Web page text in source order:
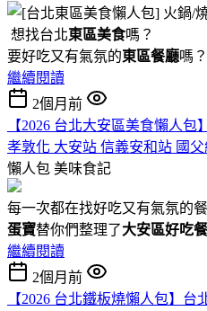
想找台北東區美食嗎？
要好吃又有氣氛的東區餐廳嗎？
繼續閱讀
2個月前
【2026 台北大安區美食懶人
孝敦化 大安站 信義安和站 國
懶人包 美味食記
每一次都在找好吃又有氣氛的
蛋寶替你們整理了大安區好吃
繼續閱讀
2個月前
【2026 台北鐵板燒懶人包】